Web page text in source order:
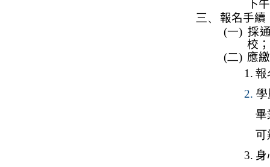
下午
三、
報名手續
(一) 採
校；
(二) 應
1. 報
2.
畢
可
3. 身